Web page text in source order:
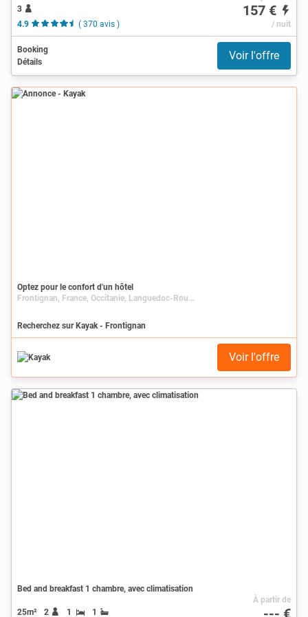
3
4.9
( 370 avis )
157 €
/ nuit
Booking
Détails
Voir l'offre
Annonce
Optez pour le confort d'un hôtel
Frontignan, France, Occitanie, Languedoc-Roussillon, Hérault
Recherchez sur Kayak - Frontignan
Voir l'offre
Bed and breakfast 1 chambre, avec climatisation
25m² 2 1 1
À partir de
--- €